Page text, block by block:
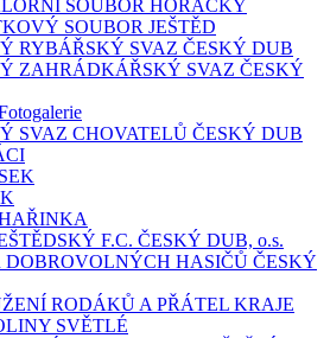
SOUBOR HORAČKY
SOUBOR JEŠTĚD
RYBÁŘSKÝ SVAZ ČESKÝ DUB
ZAHRÁDKÁŘSKÝ SVAZ ČESKÝ
SVAZ CHOVATELŮ ČESKÝ DUB
F.C. ČESKÝ DUB, o.s.
DOBROVOLNÝCH HASIČŮ ČESKÝ
RODÁKŮ A PŘÁTEL KRAJE
SVĚTLÉ